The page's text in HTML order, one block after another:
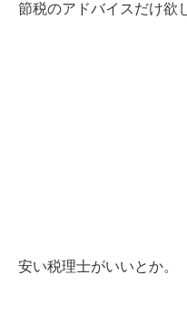
節税のアドバイスだけ欲
安い税理士がいいとか。